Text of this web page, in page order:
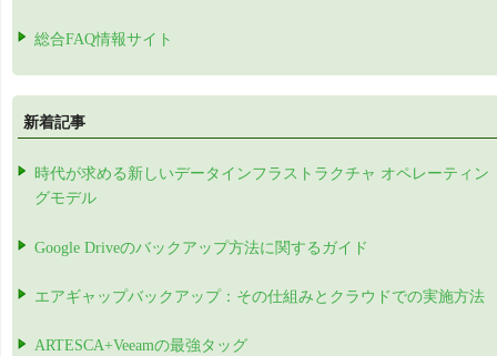
総合FAQ情報サイト
新着記事
時代が求める新しいデータインフラストラクチャ オペレーティン
グモデル
Google Driveのバックアップ方法に関するガイド
エアギャップバックアップ：その仕組みとクラウドでの実施方法
ARTESCA+Veeamの最強タッグ